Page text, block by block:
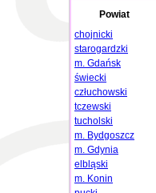
Powiat
chojnicki
starogardzki
m. Gdańsk
świecki
człuchowski
tczewski
tucholski
m. Bydgoszcz
m. Gdynia
elbląski
m. Konin